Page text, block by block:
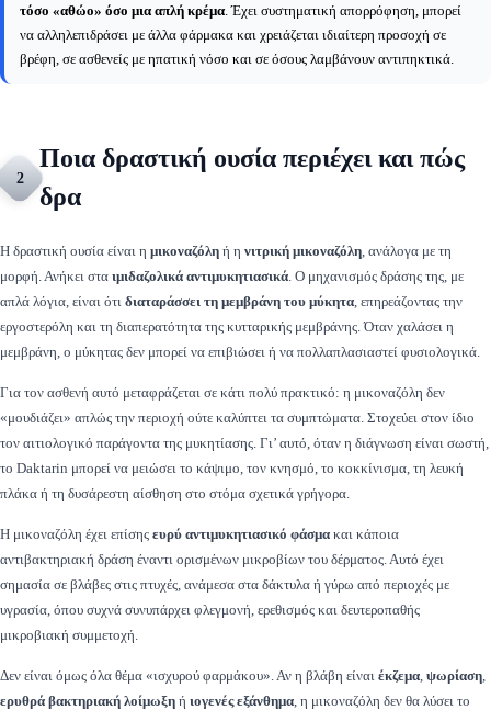
τόσο «αθώο» όσο μια απλή κρέμα. Έχει συστηματική απορρόφηση, μπορεί
να αλληλεπιδράσει με άλλα φάρμακα και χρειάζεται ιδιαίτερη προσοχή σε
βρέφη, σε ασθενείς με ηπατική νόσο και σε όσους λαμβάνουν αντιπηκτικά.
2
Ποια δραστική ουσία περιέχει και πώς
δρα
Η δραστική ουσία είναι η μικοναζόλη ή η νιτρική μικοναζόλη, ανάλογα με τη
μορφή. Ανήκει στα ιμιδαζολικά αντιμυκητιασικά. Ο μηχανισμός δράσης της, με
απλά λόγια, είναι ότι διαταράσσει τη μεμβράνη του μύκητα, επηρεάζοντας την
εργοστερόλη και τη διαπερατότητα της κυτταρικής μεμβράνης. Όταν χαλάσει η
μεμβράνη, ο μύκητας δεν μπορεί να επιβιώσει ή να πολλαπλασιαστεί φυσιολογικά.
Για τον ασθενή αυτό μεταφράζεται σε κάτι πολύ πρακτικό: η μικοναζόλη δεν
«μουδιάζει» απλώς την περιοχή ούτε καλύπτει τα συμπτώματα. Στοχεύει στον ίδιο
τον αιτιολογικό παράγοντα της μυκητίασης. Γι’ αυτό, όταν η διάγνωση είναι σωστή,
το Daktarin μπορεί να μειώσει το κάψιμο, τον κνησμό, το κοκκίνισμα, τη λευκή
πλάκα ή τη δυσάρεστη αίσθηση στο στόμα σχετικά γρήγορα.
Η μικοναζόλη έχει επίσης ευρύ αντιμυκητιασικό φάσμα και κάποια
αντιβακτηριακή δράση έναντι ορισμένων μικροβίων του δέρματος. Αυτό έχει
σημασία σε βλάβες στις πτυχές, ανάμεσα στα δάκτυλα ή γύρω από περιοχές με
υγρασία, όπου συχνά συνυπάρχει φλεγμονή, ερεθισμός και δευτεροπαθής
μικροβιακή συμμετοχή.
Δεν είναι όμως όλα θέμα «ισχυρού φαρμάκου». Αν η βλάβη είναι έκζεμα, ψωρίαση,
ερυθρά βακτηριακή λοίμωξη ή ιογενές εξάνθημα, η μικοναζόλη δεν θα λύσει το